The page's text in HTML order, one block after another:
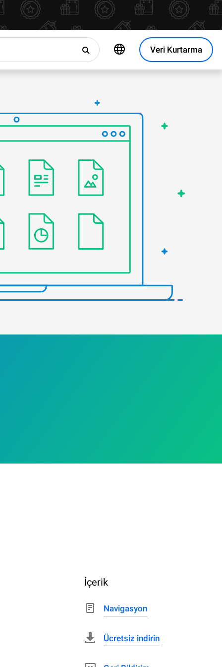
Veri Kurtarma
İçerik
Navigasyon
Ücretsiz indirin